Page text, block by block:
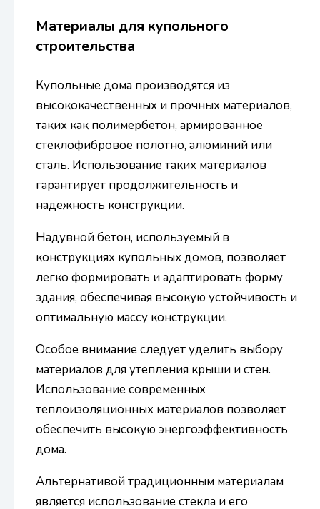
Материалы для купольного
строительства
Купольные дома производятся из
высококачественных и прочных материалов,
таких как полимербетон, армированное
стеклофибровое полотно, алюминий или
сталь. Использование таких материалов
гарантирует продолжительность и
надежность конструкции.
Надувной бетон, используемый в
конструкциях купольных домов, позволяет
легко формировать и адаптировать форму
здания, обеспечивая высокую устойчивость и
оптимальную массу конструкции.
Особое внимание следует уделить выбору
материалов для утепления крыши и стен.
Использование современных
теплоизоляционных материалов позволяет
обеспечить высокую энергоэффективность
дома.
Альтернативой традиционным материалам
является использование стекла и его